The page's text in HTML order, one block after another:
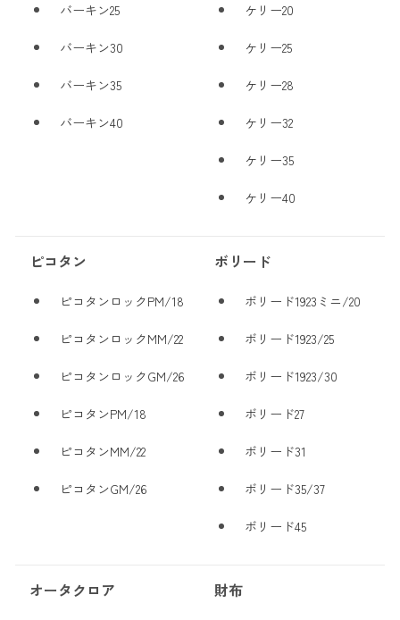
バーキン25
バーキン30
バーキン35
バーキン40
ケリー20
ケリー25
ケリー28
ケリー32
ケリー35
ケリー40
ピコタン
ピコタンロックPM/18
ピコタンロックMM/22
ピコタンロックGM/26
ピコタンPM/18
ピコタンMM/22
ピコタンGM/26
ボリード
ボリード1923ミニ/20
ボリード1923/25
ボリード1923/30
ボリード27
ボリード31
ボリード35/37
ボリード45
オータクロア 財布